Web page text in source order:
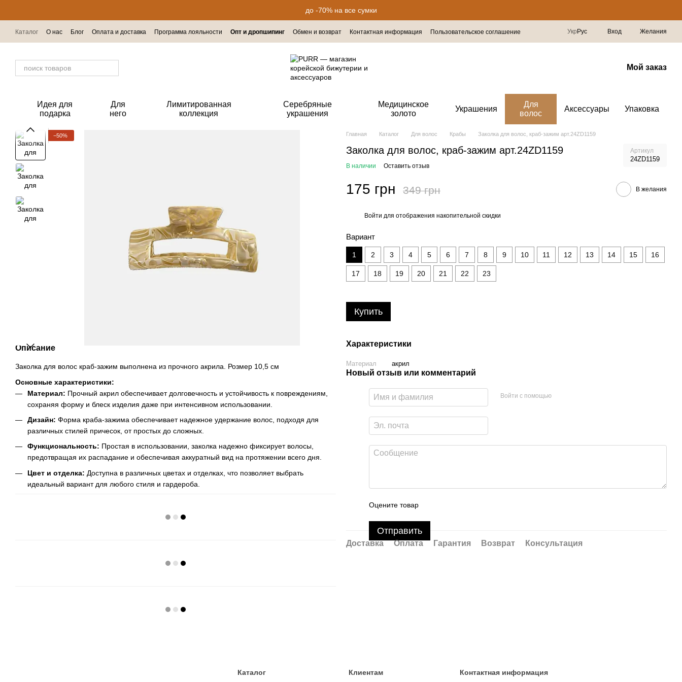
до -70% на все сумки
Каталог О нас Блог Оплата и доставка Программа лояльности Опт и дропшипинг Обмен и возврат Контактная информация
Пользовательское соглашение
Отзывы о магазине
Укр Рус Вход Желания
Мой заказ
Идея для
подарка
Для
него
Лимитированная
коллекция
Серебряные
украшения
Медицинское
золото
Украшения
Для
волос
Аксессуары Упаковка
−50%
Описание
Заколка для волос краб-зажим выполнена из прочного акрила. Розмер 10,5 см
Основные характеристики:
Материал: Прочный акрил обеспечивает долговечность и устойчивость к повреждениям,
сохраняя форму и блеск изделия даже при интенсивном использовании.
Дизайн: Форма краба-зажима обеспечивает надежное удержание волос, подходя для
различных стилей причесок, от простых до сложных.
Функциональность: Простая в использовании, заколка надежно фиксирует волосы,
предотвращая их распадание и обеспечивая аккуратный вид на протяжении всего дня.
Цвет и отделка: Доступна в различных цветах и отделках, что позволяет выбрать
идеальный вариант для любого стиля и гардероба.
Главная Каталог Для волос Крабы Заколка для волос, краб-зажим арт.24ZD1159
Заколка для волос, краб-зажим арт.24ZD1159 Артикул
24ZD1159
В наличии Оставить отзыв
175 грн 349 грн В желания
Войти для отображения накопительной скидки
Вариант
1 2 3 4 5 6 7 8 9 10 11 12 13 14 15 16
17 18 19 20 21 22 23
Купить
Характеристики
Материал акрил
Новый отзыв или комментарий
Войти с помощью
Оцените товар
Отправить
Доставка Оплата Гарантия Возврат Консультация
Каталог Клиентам Контактная информация